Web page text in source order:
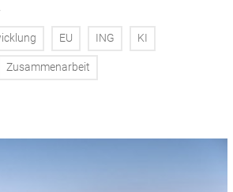
EU ING KI
Zusammenarbeit